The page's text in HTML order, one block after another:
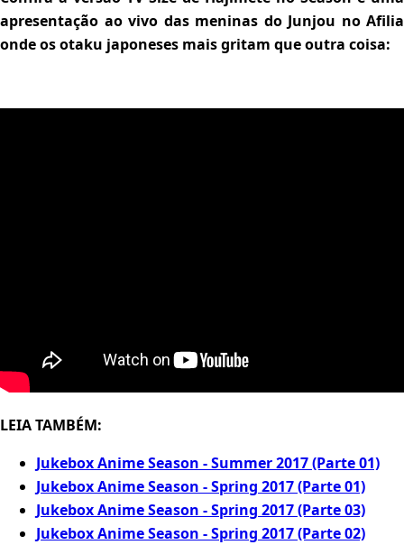
apresentação ao vivo das meninas do Junjou no Afilia
onde os otaku japoneses mais gritam que outra coisa:
LEIA TAMBÉM:
Jukebox Anime Season - Summer 2017 (Parte 01)
Jukebox Anime Season - Spring 2017 (Parte 01)
Jukebox Anime Season - Spring 2017 (Parte 03)
Jukebox Anime Season - Spring 2017 (Parte 02)